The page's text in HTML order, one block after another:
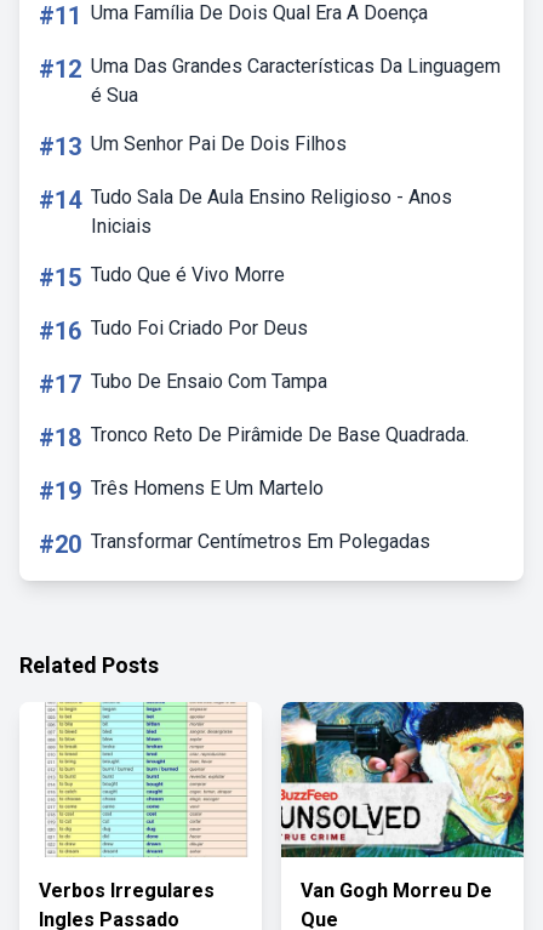
#11 Uma Família De Dois Qual Era A Doença
#12 Uma Das Grandes Características Da Linguagem
é Sua
#13 Um Senhor Pai De Dois Filhos
#14 Tudo Sala De Aula Ensino Religioso - Anos
Iniciais
#15 Tudo Que é Vivo Morre
#16 Tudo Foi Criado Por Deus
#17 Tubo De Ensaio Com Tampa
#18 Tronco Reto De Pirâmide De Base Quadrada.
#19 Três Homens E Um Martelo
#20 Transformar Centímetros Em Polegadas
Related Posts
Verbos Irregulares
Ingles Passado
Van Gogh Morreu De
Que